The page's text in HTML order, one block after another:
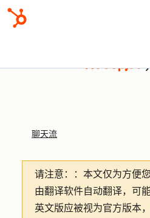
聊天流
请注意： ：本文仅为方便
由翻译软件自动翻译，可
英文版应被视为官方版本